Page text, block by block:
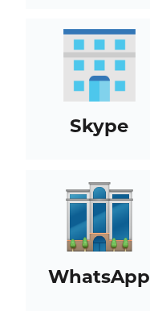
Skype
WhatsApp